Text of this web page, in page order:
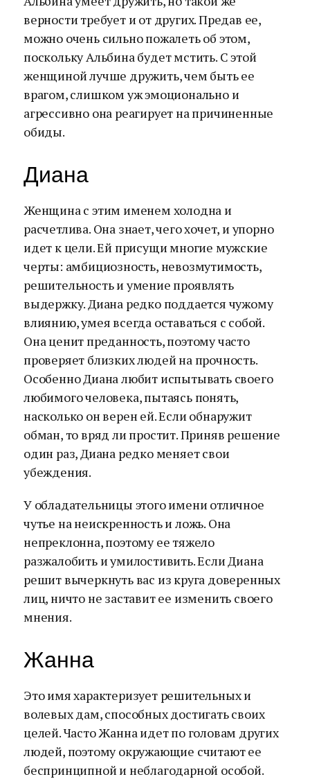
верности требует и от других. Предав ее,
можно очень сильно пожалеть об этом,
поскольку Альбина будет мстить. С этой
женщиной лучше дружить, чем быть ее
врагом, слишком уж эмоционально и
агрессивно она реагирует на причиненные
обиды.
Диана
Женщина с этим именем холодна и
расчетлива. Она знает, чего хочет, и упорно
идет к цели. Ей присущи многие мужские
черты: амбициозность, невозмутимость,
решительность и умение проявлять
выдержку. Диана редко поддается чужому
влиянию, умея всегда оставаться с собой.
Она ценит преданность, поэтому часто
проверяет близких людей на прочность.
Особенно Диана любит испытывать своего
любимого человека, пытаясь понять,
насколько он верен ей. Если обнаружит
обман, то вряд ли простит. Приняв решение
один раз, Диана редко меняет свои
убеждения.
У обладательницы этого имени отличное
чутье на неискренность и ложь. Она
непреклонна, поэтому ее тяжело
разжалобить и умилостивить. Если Диана
решит вычеркнуть вас из круга доверенных
лиц, ничто не заставит ее изменить своего
мнения.
Жанна
Это имя характеризует решительных и
волевых дам, способных достигать своих
целей. Часто Жанна идет по головам других
людей, поэтому окружающие считают ее
беспринципной и неблагодарной особой.